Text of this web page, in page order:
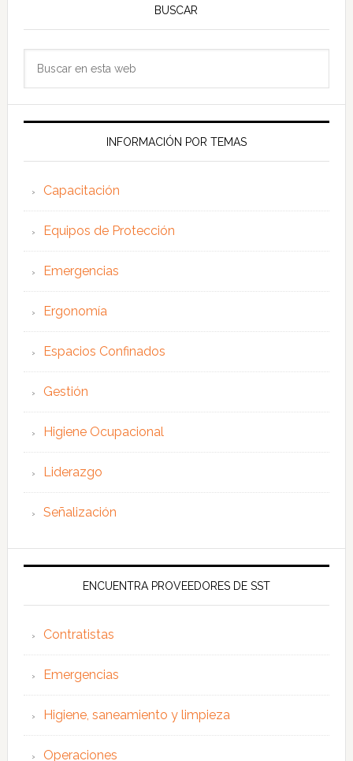
BUSCAR
web
INFORMACIÓN POR TEMAS
Capacitación
Equipos de Protección
Emergencias
Ergonomía
Espacios Confinados
Gestión
Higiene Ocupacional
Liderazgo
Señalización
ENCUENTRA PROVEEDORES DE SST
Contratistas
Emergencias
Higiene, saneamiento y limpieza
Operaciones